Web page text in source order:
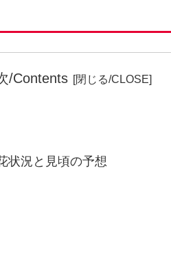
/Contents
状況と見頃の予想